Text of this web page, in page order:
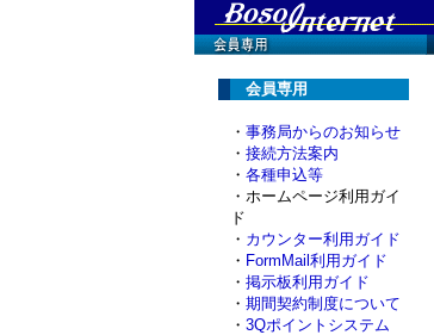
会員専用
・ 事務局からのお知らせ
・ 接続方法案内
・ 各種申込等
・ホームページ利用ガイ
ド
・ カウンター利用ガイド
・ FormMail利用ガイド
・ 掲示板利用ガイド
・ 期間契約制度について
・ 3Qポイントシステム